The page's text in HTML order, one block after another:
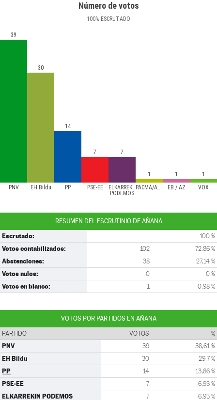
Número de votos
100% ESCRUTADO
PNV EH Bildu PP PSE-EE
ELKARREKIN
PODEMOS
PACMA/ATTKAA EB / AZ VOX
39
30
14
7 7
1 1 1
RESUMEN DEL ESCRUTINIO DE AÑANA
Escrutado: 100 %
Votos contabilizados: 102 72,86 %
Abstenciones: 38 27,14 %
Votos nulos: 0 0 %
Votos en blanco: 1 0,98 %
VOTOS POR PARTIDOS EN AÑANA
PARTIDO VOTOS %
PNV 39 38,61 %
EH Bildu 30 29,7 %
PP 14 13,86 %
PSE-EE 7 6,93 %
ELKARREKIN PODEMOS 7 6,93 %